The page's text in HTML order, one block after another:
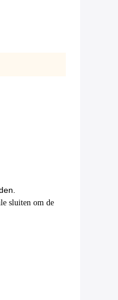
sluiten om de